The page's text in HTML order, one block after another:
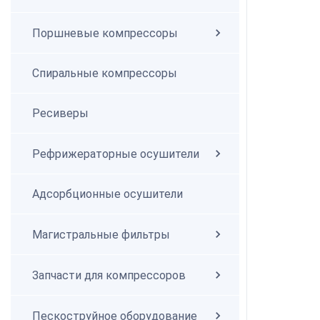
Спиральные компрессоры
Поршневые компрессоры
Спиральные компрессоры
Ресиверы
Рефрижераторные осушители
Адсорбционные осушители
Магистральные фильтры
Запчасти для компрессоров
Пескоструйное оборудование